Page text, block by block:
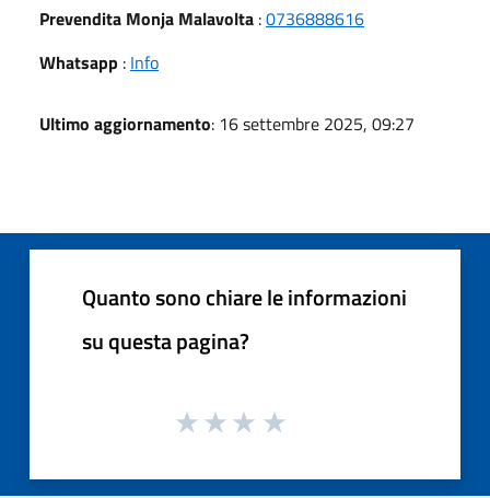
Prevendita Monja Malavolta :0736888616
Whatsapp : Info
Ultimo aggiornamento: 16 settembre 2025, 09:27
Quanto sono chiare le informazioni
su questa pagina?